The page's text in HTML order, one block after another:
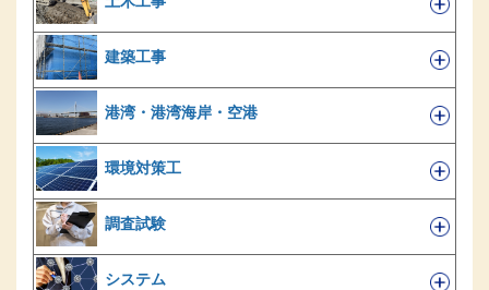
建築工事
港湾・港湾海岸・空港
環境対策工
調査試験
システム